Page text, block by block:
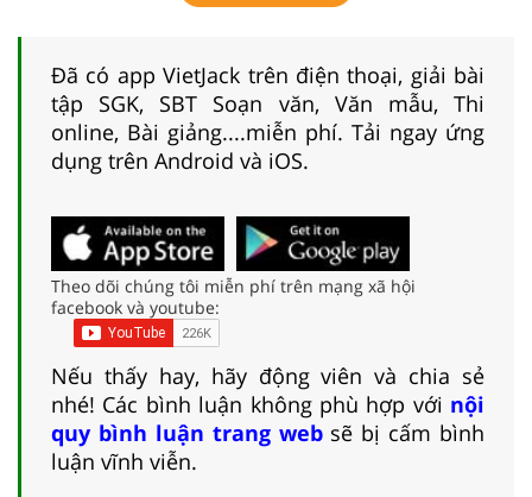
Đã có app VietJack trên điện thoại, giải bài
tập SGK, SBT Soạn văn, Văn mẫu, Thi
online, Bài giảng....miễn phí. Tải ngay ứng
dụng trên Android và iOS.
Theo dõi chúng tôi miễn phí trên mạng xã hội
facebook và youtube:
Nếu thấy hay, hãy động viên và chia sẻ
nhé! Các bình luận không phù hợp với nội
quy bình luận trang websẽ bị cấm bình
luận vĩnh viễn.